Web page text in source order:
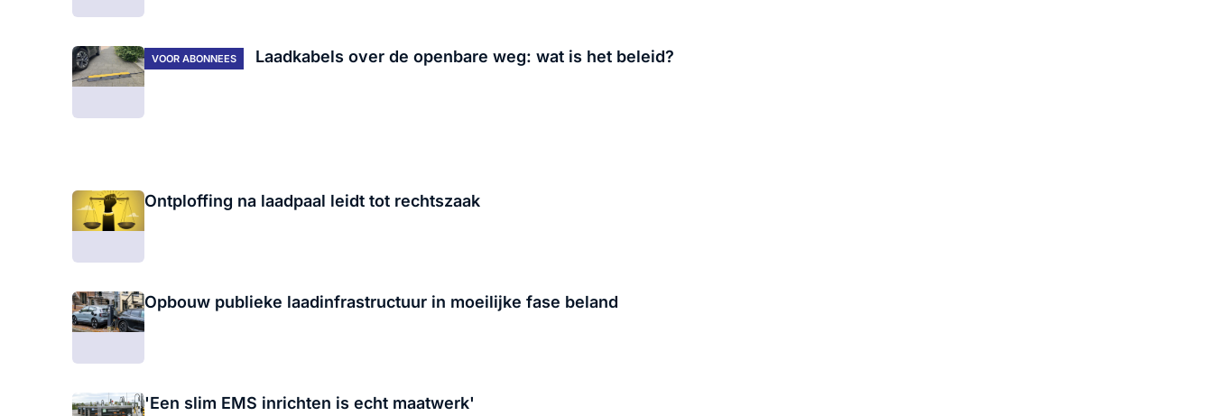
VOOR ABONNEES Laadkabels over de openbare weg: wat is het beleid?
Ontploffing na laadpaal leidt tot rechtszaak
Opbouw publieke laadinfrastructuur in moeilijke fase beland
'Een slim EMS inrichten is echt maatwerk'